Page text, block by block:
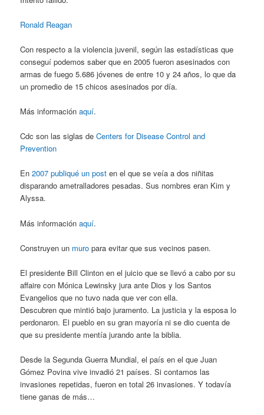
Ronald Reagan
Con respecto a la violencia juvenil, según las estadísticas que
conseguí podemos saber que en 2005 fueron asesinados con
armas de fuego 5.686 jóvenes de entre 10 y 24 años, lo que da
un promedio de 15 chicos asesinados por día.
Más informaciónaquí.
Cdc son las siglas deCenters for Disease Control and
Prevention
En2007 publiqué un post en el que se veía a dos niñitas
disparando ametralladores pesadas. Sus nombres eran Kim y
Alyssa.
Más informaciónaquí.
Construyen un muro para evitar que sus vecinos pasen.
El presidente Bill Clinton en el juicio que se llevó a cabo por su
affaire con Mónica Lewinsky jura ante Dios y los Santos
Evangelios que no tuvo nada que ver con ella.
Descubren que mintió bajo juramento. La justicia y la esposa lo
perdonaron. El pueblo en su gran mayoría ni se dio cuenta de
que su presidente mentía jurando ante la biblia.
Desde la Segunda Guerra Mundial, el país en el que Juan
Gómez Povina vive invadió 21 países. Si contamos las
invasiones repetidas, fueron en total 26 invasiones. Y todavía
tiene ganas de más…